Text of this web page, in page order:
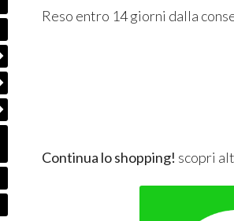
Reso entro 14 giorni dalla
Continua lo shopping! scopri